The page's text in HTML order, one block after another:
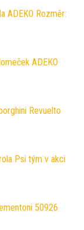
ADEKO Rozměr:
ADEKO
Revuelto
Psi tým v akci
50926